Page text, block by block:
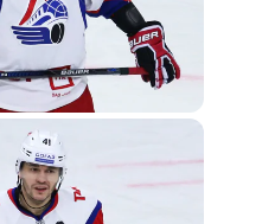
10 лет назад